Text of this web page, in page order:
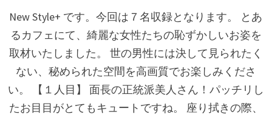
New Style+ です。今回は７名収録となります。 とあ
るカフェにて、綺麗な女性たちの恥ずかしいお姿を
取材いたしました。 世の男性には決して見られたく
ない、秘められた空間を高画質でお楽しみくださ
い。 【１人目】 面長の正統派美人さん！パッチリし
たお目目がとてもキュートですね。 座り拭きの際、